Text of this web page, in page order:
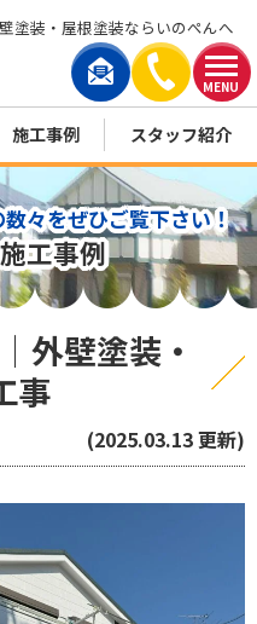
MENU
塗装・屋根塗装ならいのぺんへ
施工事例 スタッフ紹介
々をぜひご覧下さい！
工事例
壁塗装・
事
(2025.03.13 更新)